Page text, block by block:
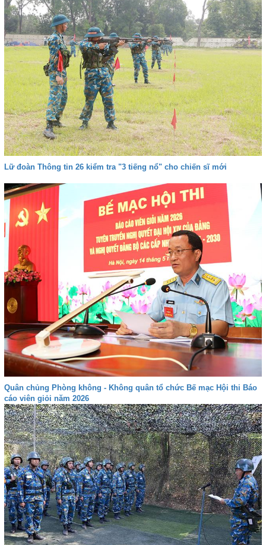
Lữ đoàn Thông tin 26 kiểm tra "3 tiếng nổ" cho chiến sĩ mới
Quân chủng Phòng không - Không quân tổ chức Bế mạc Hội thi Báo
cáo viên giỏi năm 2026